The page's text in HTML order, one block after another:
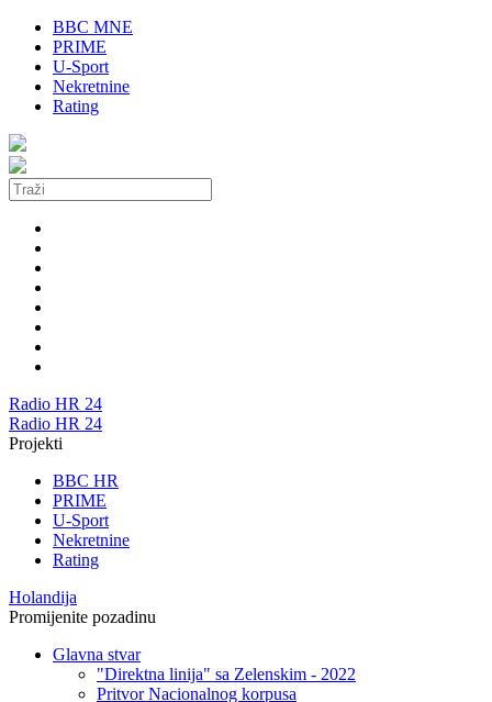
BBC MNE
PRIME
U-Sport
Nekretnine
Rating
Radio HR 24
Radio HR 24
Projekti
BBC HR
PRIME
U-Sport
Nekretnine
Rating
Holandija
Promijenite pozadinu
Glavna stvar
"Direktna linija" sa Zelenskim - 2022
Pritvor Nacionalnog korpusa